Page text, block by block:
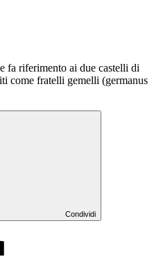
fa riferimento ai due castelli di
come fratelli gemelli (germanus
Condividi